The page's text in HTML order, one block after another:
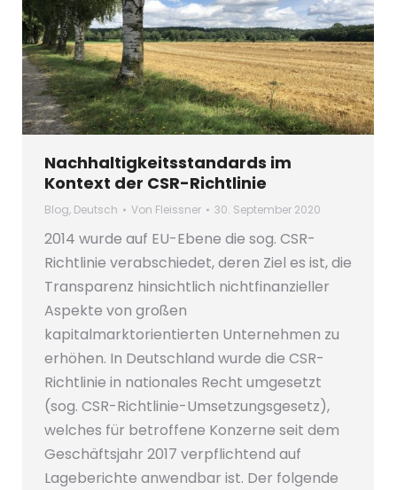
Nachhaltigkeitsstandards im
Kontext der CSR-Richtlinie
Blog, Deutsch Von Fleissner 30. September 2020
2014 wurde auf EU-Ebene die sog. CSR-
Richtlinie verabschiedet, deren Ziel es ist, die
Transparenz hinsichtlich nichtfinanzieller
Aspekte von großen
kapitalmarktorientierten Unternehmen zu
erhöhen. In Deutschland wurde die CSR-
Richtlinie in nationales Recht umgesetzt
(sog. CSR-Richtlinie-Umsetzungsgesetz),
welches für betroffene Konzerne seit dem
Geschäftsjahr 2017 verpflichtend auf
Lageberichte anwendbar ist. Der folgende